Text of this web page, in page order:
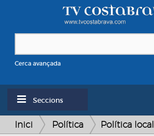
Cerca avançada
Seccions
Inici Política Política local